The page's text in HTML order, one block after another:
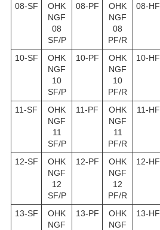
08-SF
OHK
NGF
08
SF/P
08-PF
OHK
NGF
08
PF/R
08-HF
10-SF
OHK
NGF
10
SF/P
10-PF
OHK
NGF
10
PF/R
10-HF
11-SF
OHK
NGF
11
SF/P
11-PF
OHK
NGF
11
PF/R
11-HF
12-SF
OHK
NGF
12
SF/P
12-PF
OHK
NGF
12
PF/R
12-HF
13-SF
OHK
NGF
13-PF
OHK
NGF
13-HF